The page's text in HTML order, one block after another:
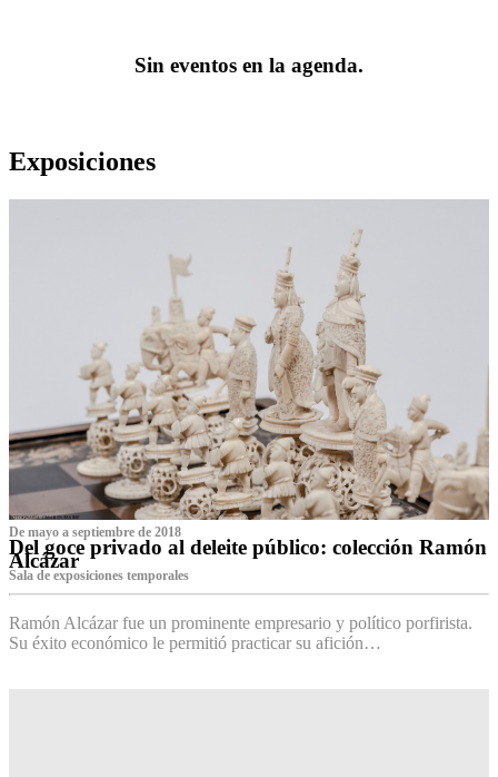
Sin eventos en la agenda.
Exposiciones
De mayo a septiembre de 2018
Del goce privado al deleite público: colección Ramón
Alcázar
Sala de exposiciones temporales
Ramón Alcázar fue un prominente empresario y político porfirista.
Su éxito económico le permitió practicar su afición…